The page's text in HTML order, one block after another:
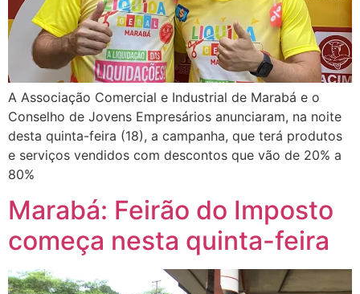
A Associação Comercial e Industrial de Marabá e o
Conselho de Jovens Empresários anunciaram, na noite
desta quinta-feira (18), a campanha, que terá produtos
e serviços vendidos com descontos que vão de 20% a
80%
Marabá: Feirão do Imposto
começa nesta quinta-feira